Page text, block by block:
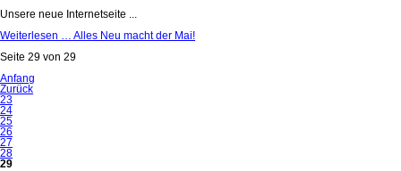
Unsere neue Internetseite ...
Weiterlesen … Alles Neu macht der Mai!
Seite 29 von 29
Anfang
Zurück
23
24
25
26
27
28
29